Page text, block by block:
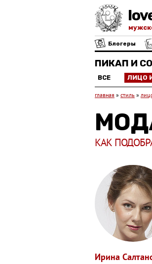
Блогеры
ПИКАП И
ВСЕ ЛИЦО
главная » стиль »
КАК
Ирина